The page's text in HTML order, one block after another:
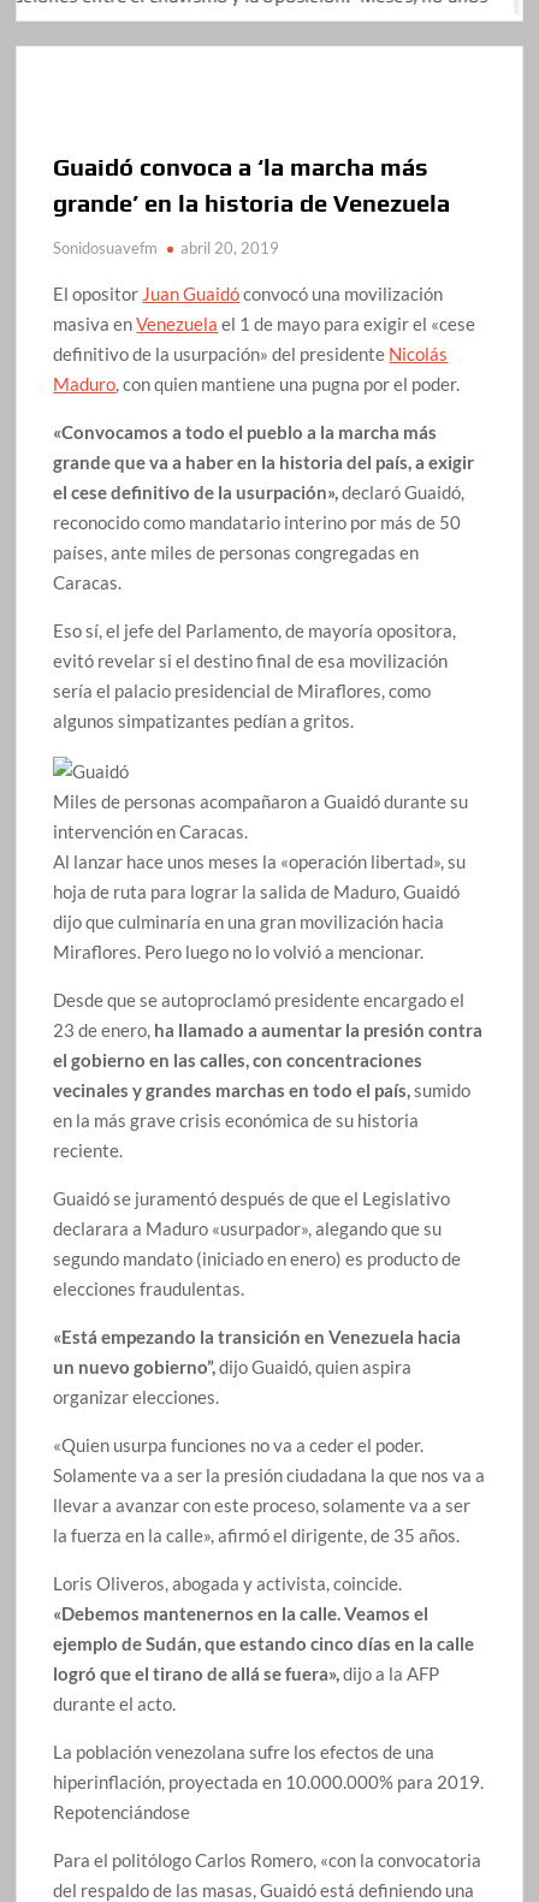
Guaidó convoca a ‘la marcha más
grande’ en la historia de Venezuela
Sonidosuavefm abril 20, 2019
El opositor Juan Guaidóconvocó una movilización
masiva enVenezuela el 1 de mayo para exigir el «cese
definitivo de la usurpación» del presidente Nicolás
Maduro, con quien mantiene una pugna por el poder.
«Convocamos a todo el pueblo a la marcha más
grande que va a haber en la historia del país, a exigir
el cese definitivo de la usurpación»,declaró Guaidó,
reconocido como mandatario interino por más de 50
países, ante miles de personas congregadas en
Caracas.
Eso sí, el jefe del Parlamento, de mayoría opositora,
evitó revelar si el destino final de esa movilización
sería el palacio presidencial de Miraflores, como
algunos simpatizantes pedían a gritos.
Miles de personas acompañaron a Guaidó durante su
intervención en Caracas.
Al lanzar hace unos meses la «operación libertad», su
hoja de ruta para lograr la salida de Maduro, Guaidó
dijo que culminaría en una gran movilización hacia
Miraflores. Pero luego no lo volvió a mencionar.
Desde que se autoproclamó presidente encargado el
23 de enero, ha llamado a aumentar la presión contra
el gobierno en las calles, con concentraciones
vecinales y grandes marchas en todo el país, sumido
en la más grave crisis económica de su historia
reciente.
Guaidó se juramentó después de que el Legislativo
declarara a Maduro «usurpador», alegando que su
segundo mandato (iniciado en enero) es producto de
elecciones fraudulentas.
«Está empezando la transición en Venezuela hacia
un nuevo gobierno”, dijo Guaidó, quien aspira
organizar elecciones.
«Quien usurpa funciones no va a ceder el poder.
Solamente va a ser la presión ciudadana la que nos va a
llevar a avanzar con este proceso, solamente va a ser
la fuerza en la calle», afirmó el dirigente, de 35 años.
Loris Oliveros, abogada y activista, coincide.
«Debemos mantenernos en la calle. Veamos el
ejemplo de Sudán, que estando cinco días en la calle
logró que el tirano de allá se fuera», dijo a la AFP
durante el acto.
La población venezolana sufre los efectos de una
hiperinflación, proyectada en 10.000.000% para 2019.
Repotenciándose
Para el politólogo Carlos Romero, «con la convocatoria
del respaldo de las masas, Guaidó está definiendo una